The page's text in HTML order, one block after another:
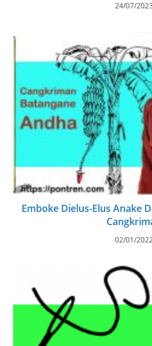
24/07/2023
Emboke Dielus-Elus Anake
02/01/